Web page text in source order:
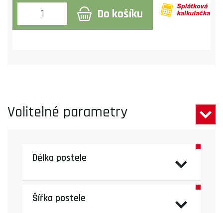
Do košíku
Volitelné parametry
Délka postele
Šířka postele